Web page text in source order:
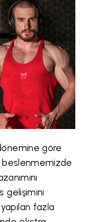
göre
beslenmemizde
gelişimini
fazla